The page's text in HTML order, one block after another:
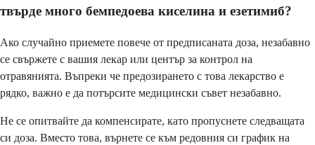
твърде много бемпедоева киселина и езетимиб?
Ако случайно приемете повече от предписаната доза, незабавно
се свържете с вашия лекар или център за контрол на
отравянията. Въпреки че предозирането с това лекарство е
рядко, важно е да потърсите медицински съвет незабавно.
Не се опитвайте да компенсирате, като пропуснете следващата
си доза. Вместо това, върнете се към редовния си график на